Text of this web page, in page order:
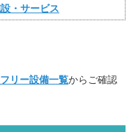
・サービス
リー設備一覧からご確認